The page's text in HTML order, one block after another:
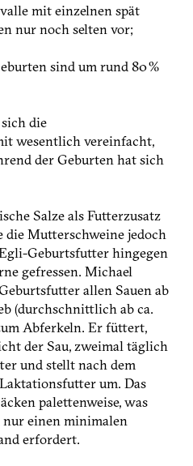
mit einzelnen spät
nur noch selten vor;
sind um rund 80 %
die
wesentlich vereinfacht,
der Geburten hat sich
­Salze als Futterzusatz
die Mutterschweine jedoch
Geburtsfutter hin­gegen
gefressen. Michael
allen Sauen ab
(durchschnittlich ab ca.
Abferkeln. Er füttert,
der Sau, zweimal täglich
und stellt nach dem
um. Das
palettenweise, was
einen minimalen
erfordert.